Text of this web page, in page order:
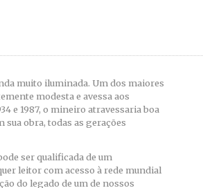
muito iluminada. Um dos maiores
modesta e avessa aos
e 1987, o mineiro atravessaria boa
obra, todas as gerações
ser qualificada de um
leitor com acesso à rede mundial
do legado de um de nossos